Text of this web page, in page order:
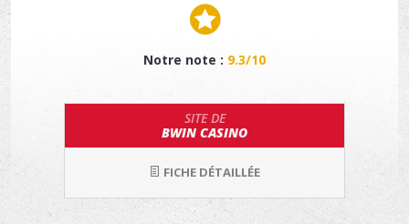
Notre note : 9.3/10
SITE DE
BWIN CASINO
FICHE DÉTAILLÉE